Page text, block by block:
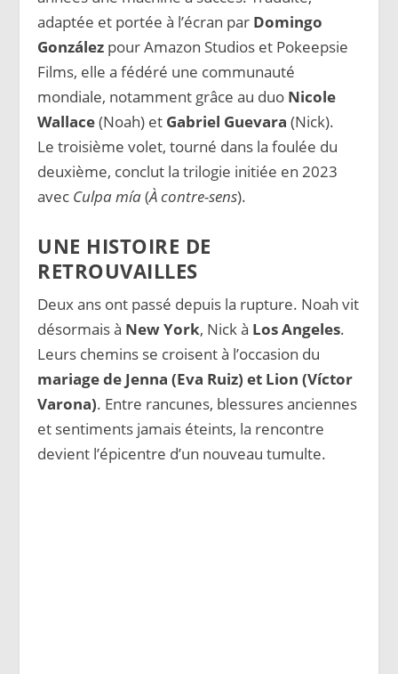
adaptée et portée à l’écran par Domingo
González pour Amazon Studios et Pokeepsie
Films, elle a fédéré une communauté
mondiale, notamment grâce au duo Nicole
Wallace(Noah) et Gabriel Guevara (Nick).
Le troisième volet, tourné dans la foulée du
deuxième, conclut la trilogie initiée en 2023
avec Culpa mía(À contre-sens).
UNE HISTOIRE DE
RETROUVAILLES
Deux ans ont passé depuis la rupture. Noah vit
désormais à New York, Nick à Los Angeles.
Leurs chemins se croisent à l’occasion du
mariage de Jenna (Eva Ruiz) et Lion (Víctor
Varona). Entre rancunes, blessures anciennes
et sentiments jamais éteints, la rencontre
devient l’épicentre d’un nouveau tumulte.